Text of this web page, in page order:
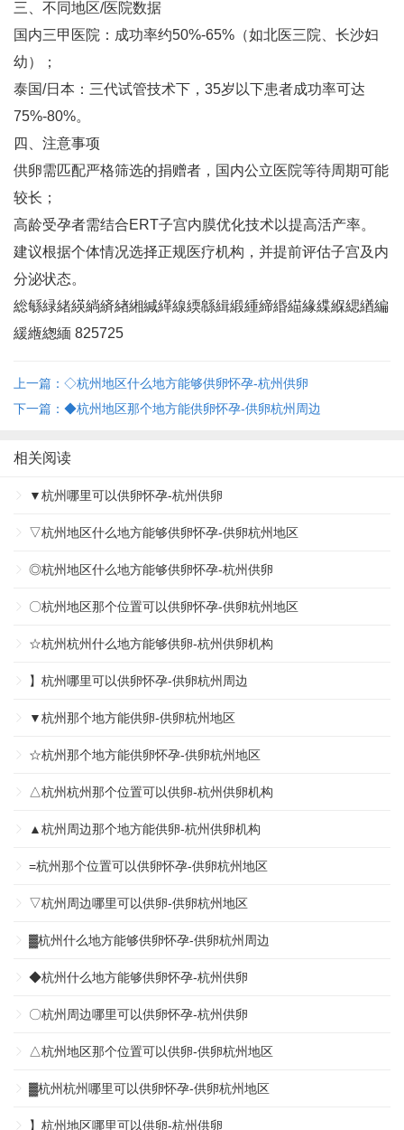
三、不同地区/医院数据
国内三甲医院‌：成功率约50%-65%（如北医三院、长沙妇
幼）‌；
泰国/日本‌：三代试管技术下，35岁以下患者成功率可达
75%-80%‌。
四、注意事项
供卵需匹配严格筛选的捐赠者，国内公立医院等待周期可能
较长‌；
高龄受孕者需结合ERT子宫内膜优化技术以提高活产率‌。
建议根据个体情况选择正规医疗机构，并提前评估子宫及内
分泌状态‌。
総緐緑緒緓緔緕緖緗緘緙線緛緜緝緞緟締緡緢緣緤緥緦緧編
緩緪緫緬 825725
上一篇：◇杭州地区什么地方能够供卵怀孕-杭州供卵
下一篇：◆杭州地区那个地方能供卵怀孕-供卵杭州周边
相关阅读
▼杭州哪里可以供卵怀孕-杭州供卵
▽杭州地区什么地方能够供卵怀孕-供卵杭州地区
◎杭州地区什么地方能够供卵怀孕-杭州供卵
〇杭州地区那个位置可以供卵怀孕-供卵杭州地区
☆杭州杭州什么地方能够供卵-杭州供卵机构
】杭州哪里可以供卵怀孕-供卵杭州周边
▼杭州那个地方能供卵-供卵杭州地区
☆杭州那个地方能供卵怀孕-供卵杭州地区
△杭州杭州那个位置可以供卵-杭州供卵机构
▲杭州周边那个地方能供卵-杭州供卵机构
=杭州那个位置可以供卵怀孕-供卵杭州地区
▽杭州周边哪里可以供卵-供卵杭州地区
▓杭州什么地方能够供卵怀孕-供卵杭州周边
◆杭州什么地方能够供卵怀孕-杭州供卵
〇杭州周边哪里可以供卵怀孕-杭州供卵
△杭州地区那个位置可以供卵-供卵杭州地区
▓杭州杭州哪里可以供卵怀孕-供卵杭州地区
】杭州地区哪里可以供卵-杭州供卵